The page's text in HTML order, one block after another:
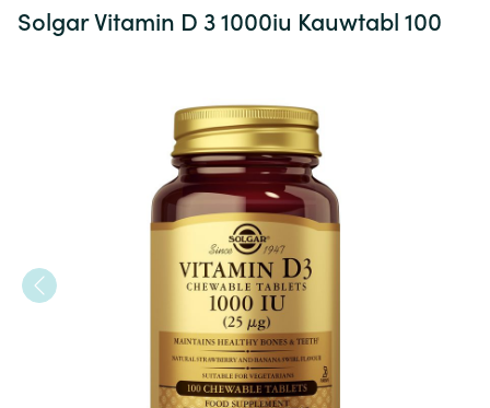
Solgar Vitamin D 3 1000iu Kauwtabl 100